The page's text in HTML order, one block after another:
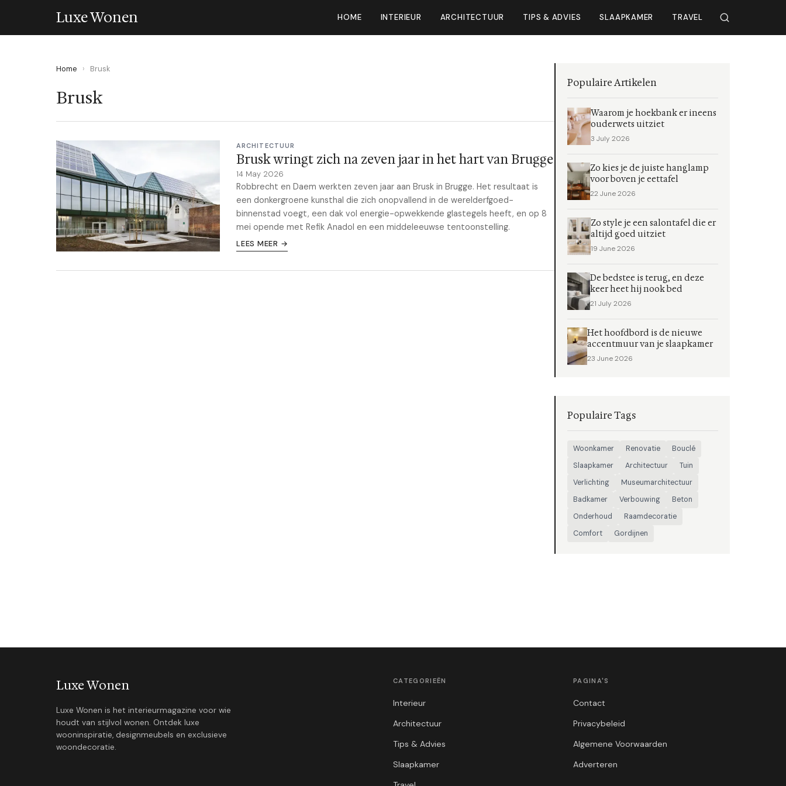
Luxe Wonen HOME INTERIEUR ARCHITECTUUR TIPS & ADVIES SLAAPKAMER TRAVEL
Home › Brusk
Brusk
ARCHITECTUUR
Brusk wringt zich na zeven jaar in het hart van Brugge
14 May 2026
Robbrecht en Daem werkten zeven jaar aan Brusk in Brugge. Het resultaat is
een donkergroene kunsthal die zich onopvallend in de werelderfgoed-
binnenstad voegt, een dak vol energie-opwekkende glastegels heeft, en op 8
mei opende met Refik Anadol en een middeleeuwse tentoonstelling.
LEES MEER →
Populaire Artikelen
Waarom je hoekbank er ineens
ouderwets uitziet
3 July 2026
Zo kies je de juiste hanglamp
voor boven je eettafel
22 June 2026
Zo style je een salontafel die er
altijd goed uitziet
19 June 2026
De bedstee is terug, en deze
keer heet hij nook bed
21 July 2026
Het hoofdbord is de nieuwe
accentmuur van je slaapkamer
23 June 2026
Populaire Tags
Woonkamer Renovatie
Bouclé
Slaapkamer
Architectuur
Tuin
Verlichting
Museumarchitectuur
Badkamer
Verbouwing
Beton
Onderhoud
Raamdecoratie
Comfort
Gordijnen
Luxe Wonen
Luxe Wonen is het interieurmagazine voor wie
houdt van stijlvol wonen. Ontdek luxe
wooninspiratie, designmeubels en exclusieve
woondecoratie.
CATEGORIEËN
Interieur
Architectuur
Tips & Advies
Slaapkamer
PAGINA'S
Contact
Privacybeleid
Algemene Voorwaarden
Adverteren